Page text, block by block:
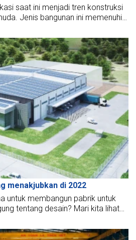
saat ini menjadi tren konstruksi
Jenis bangunan ini memenuhi
model-model terbaik
yang paling indah di tahun
menakjubkan di 2022
untuk membangun pabrik untuk
tentang desain? Mari kita lihat